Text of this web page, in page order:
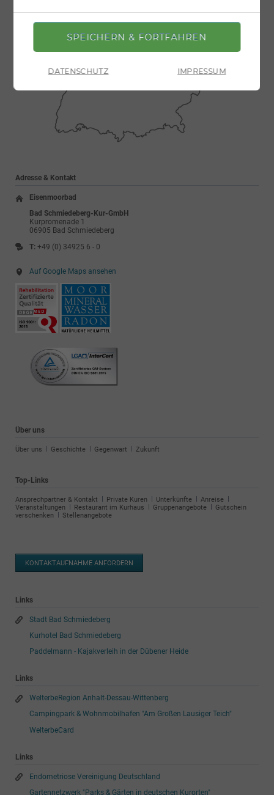
Adresse & Kontakt
Eisenmoorbad
Bad Schmiedeberg-Kur-GmbH
Kurpromenade 1
06905 Bad Schmiedeberg
T:+49 (0) 34925 6 - 0
Auf Google Maps ansehen
Über uns
Navigation
Über uns Geschichte Gegenwart Zukunft
Top-Links
Navigation
überspringen
Ansprechpartner & Kontakt Private Kuren Unterkünfte
Anreise
Veranstaltungen
Restaurant im Kurhaus Gruppenangebote
Gutschein
verschenken
Stellenangebote
KONTAKTAUFNAHME ANFORDERN
Links
Stadt Bad Schmiedeberg
Kurhotel Bad Schmiedeberg
Paddelmann - Kajakverleih in der Dübener Heide
Links
WelterbeRegion Anhalt-Dessau-Wittenberg
Campingpark & Wohnmobilhafen "Am Großen Lausiger Teich"
WelterbeCard
Links
Endometriose Vereinigung Deutschland
Gartennetzwerk "Parks & Gärten in deutschen Kurorten"
DATENSCHUTZ IMPRESSUM